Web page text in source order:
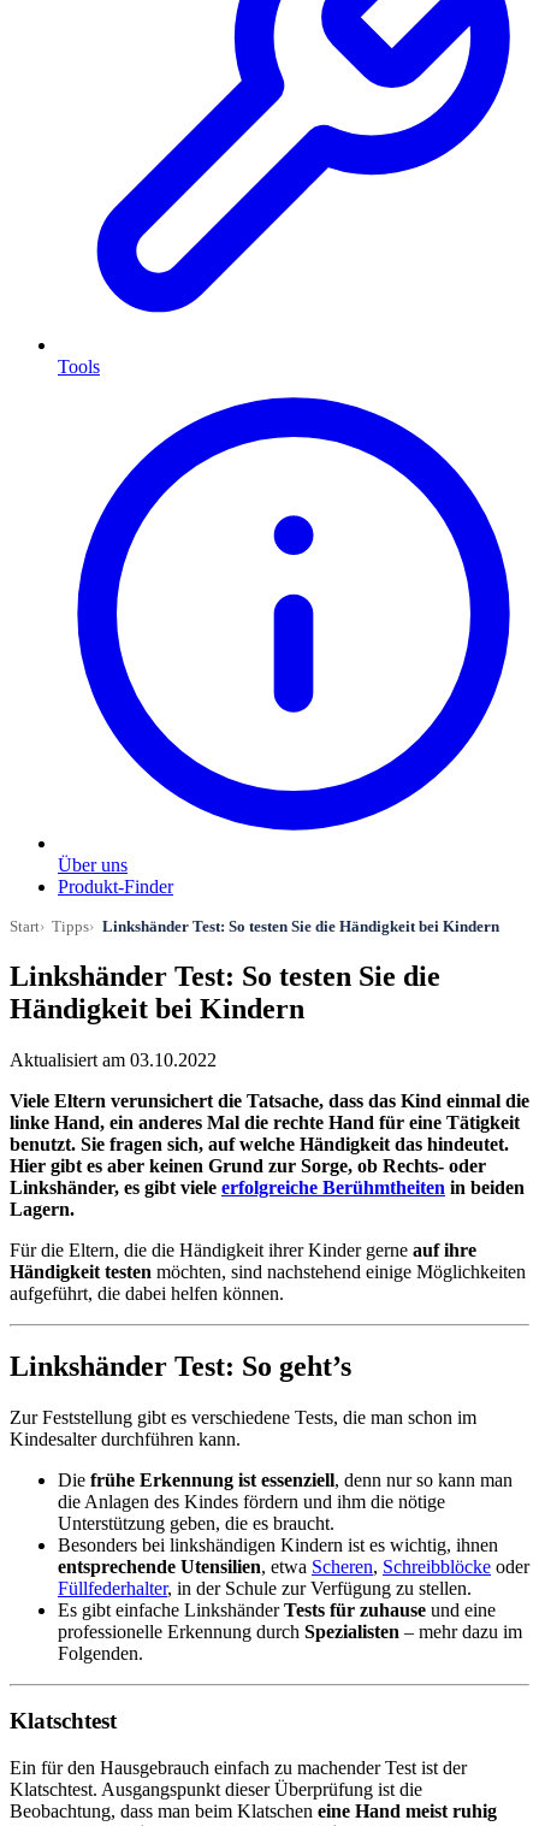
Tools
Über uns
Produkt-Finder
Start Tipps Linkshänder Test: So testen Sie die Händigkeit bei Kindern
Linkshänder Test: So testen Sie die
Händigkeit bei Kindern
Aktualisiert am 03.10.2022
Viele Eltern verunsichert die Tatsache, dass das Kind einmal die
linke Hand, ein anderes Mal die rechte Hand für eine Tätigkeit
benutzt. Sie fragen sich, auf welche Händigkeit das hindeutet.
Hier gibt es aber keinen Grund zur Sorge, ob Rechts- oder
Linkshänder, es gibt viele erfolgreiche Berühmtheiten in beiden
Lagern.
Für die Eltern, die die Händigkeit ihrer Kinder gerne auf ihre
Händigkeit testen möchten, sind nachstehend einige Möglichkeiten
aufgeführt, die dabei helfen können.
Linkshänder Test: So geht’s
Zur Feststellung gibt es verschiedene Tests, die man schon im
Kindesalter durchführen kann.
Die frühe Erkennung ist essenziell, denn nur so kann man
die Anlagen des Kindes fördern und ihm die nötige
Unterstützung geben, die es braucht.
Besonders bei linkshändigen Kindern ist es wichtig, ihnen
entsprechende Utensilien, etwa Scheren, Schreibblöcke oder
Füllfederhalter, in der Schule zur Verfügung zu stellen.
Es gibt einfache LinkshänderTests für zuhause und eine
professionelle Erkennung durch Spezialisten – mehr dazu im
Folgenden.
Klatschtest
Ein für den Hausgebrauch einfach zu machender Test ist der
Klatschtest. Ausgangspunkt dieser Überprüfung ist die
Beobachtung, dass man beim Klatschen eine Hand meist ruhig